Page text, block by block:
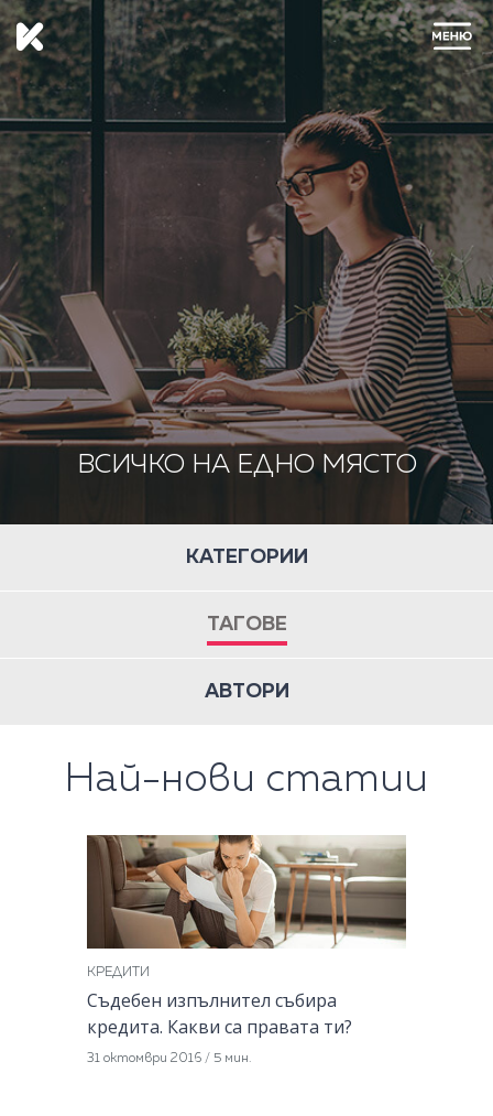
ЗАТВОРИ
ВСИЧКО НА ЕДНО МЯСТО
КАТЕГОРИИ
ТАГОВЕ
АВТОРИ
Най-нови статии
КРЕДИТИ
Съдебен изпълнител събира
кредита. Какви са правата ти?
31 октомври 2016 / 5 мин.